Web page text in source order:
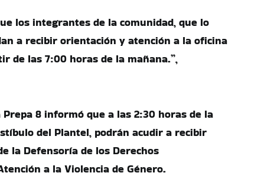
los integrantes de la comunidad, que lo
a recibir orientación y atención a la oficina
de las 7:00 horas de la mañana.”,
8 informó que a las 2:30 horas de la
del Plantel, podrán acudir a recibir
la Defensoría de los Derechos
a la Violencia de Género.